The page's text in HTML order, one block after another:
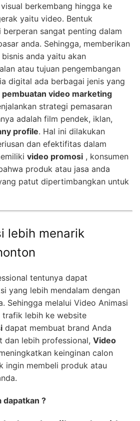
berkembang hingga ke
yaitu video. Bentuk
berperan sangat penting dalam
anda. Sehingga, memberikan
anda yaitu akan
atau tujuan pengembangan
digital ada berbagai jenis yang
pembuatan video marketing
strategi pemasaran
adalah film pendek, iklan,
profile. Hal ini dilakukan
dan efektifitas dalam
video promosi , konsumen
produk atau jasa anda
patut dipertimbangkan untuk
lebih menarik
tentunya dapat
yang lebih mendalam dengan
Sehingga melalui Video Animasi
trafik lebih ke website
dapat membuat brand Anda
dan lebih professional, Video
keinginan calon
ingin membeli produk atau
dapatkan ?